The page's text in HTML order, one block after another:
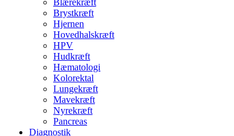
Blærekræft
Brystkræft
Hjernen
Hovedhalskræft
HPV
Hudkræft
Hæmatologi
Kolorektal
Lungekræft
Mavekræft
Nyrekræft
Pancreas
Diagnostik